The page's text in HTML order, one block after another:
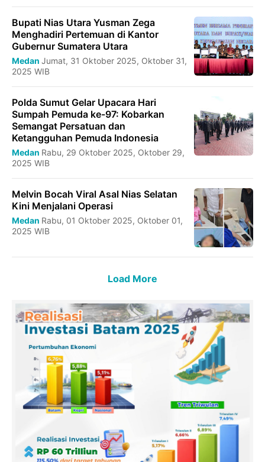
Bupati Nias Utara Yusman Zega
Menghadiri Pertemuan di Kantor
Gubernur Sumatera Utara
Medan Jumat, 31 Oktober 2025, Oktober 31,
2025 WIB
Polda Sumut Gelar Upacara Hari
Sumpah Pemuda ke-97: Kobarkan
Semangat Persatuan dan
Ketangguhan Pemuda Indonesia
Medan Rabu, 29 Oktober 2025, Oktober 29,
2025 WIB
Melvin Bocah Viral Asal Nias Selatan
Kini Menjalani Operasi
Medan Rabu, 01 Oktober 2025, Oktober 01,
2025 WIB
Load More